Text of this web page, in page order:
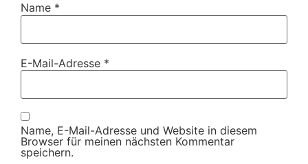
Name *
E-Mail-Adresse *
Name, E-Mail-Adresse und Website in diesem
Browser für meinen nächsten Kommentar
speichern.